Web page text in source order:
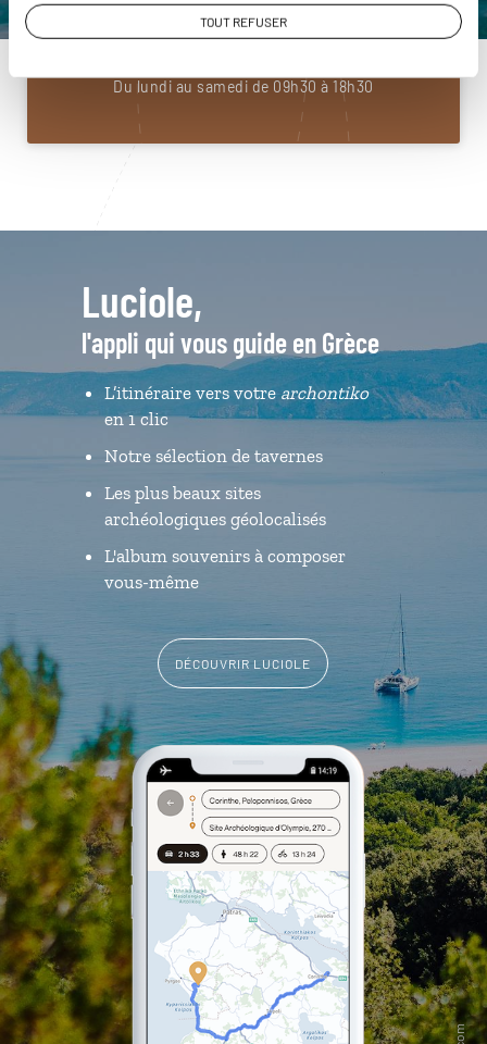
TOUT REFUSER
01 85 08 22 94
Du lundi au samedi de 09h30 à 18h30
Luciole,
l'appli qui vous guide en Grèce
L’itinéraire vers votre archontiko
en 1 clic
Notre sélection de tavernes
Les plus beaux sites
archéologiques géolocalisés
L'album souvenirs à composer
vous-même
DÉCOUVRIR LUCIOLE